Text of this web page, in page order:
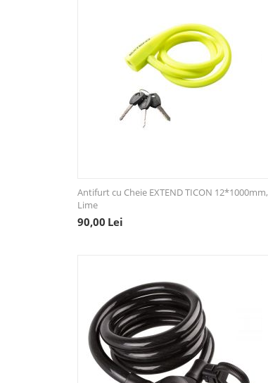
Antifurt cu Cheie EXTEND TICON 12*1000mm,
Lime
90,00 Lei